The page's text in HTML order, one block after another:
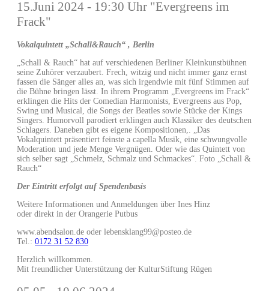
15.Juni 2024 - 19:30 Uhr "Evergreens im
Frack"
Vokalquintett „Schall&Rauch“ , Berlin
„Schall & Rauch“ hat auf verschiedenen Berliner Kleinkunstbühnen
seine Zuhörer verzaubert. Frech, witzig und nicht immer ganz ernst
fassen die Sänger alles an, was sich irgendwie mit fünf Stimmen auf
die Bühne bringen lässt. In ihrem Programm „Evergreens im Frack“
erklingen die Hits der Comedian Harmonists, Evergreens aus Pop,
Swing und Musical, die Songs der Beatles sowie Stücke der Kings
Singers. Humorvoll parodiert erklingen auch Klassiker des deutschen
Schlagers. Daneben gibt es eigene Kompositionen,. „Das
Vokalquintett präsentiert feinste a capella Musik, eine schwungvolle
Moderation und jede Menge Vergnügen. Oder wie das Quintett von
sich selber sagt „Schmelz, Schmalz und Schmackes“. Foto „Schall &
Rauch“
Der Eintritt erfolgt auf Spendenbasis
Weitere Informationen und Anmeldungen über Ines Hinz
oder direkt in der Orangerie Putbus
www.abendsalon.de oder lebensklang99@posteo.de
Tel.: 0172 31 52 830
Herzlich willkommen.
Mit freundlicher Unterstützung der KulturStiftung Rügen